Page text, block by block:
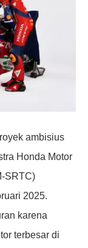
ambisius
Honda Motor
SRTC)
2025.
karena
terbesar di